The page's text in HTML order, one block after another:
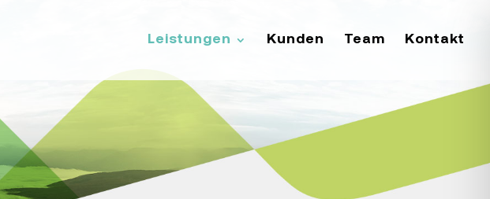
Leistungen Kunden Team Kontakt